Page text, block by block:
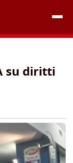
su diritti